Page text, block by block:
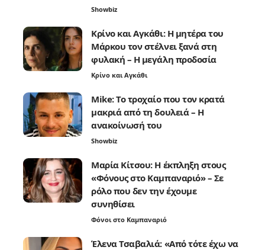
Showbiz
Κρίνο και Αγκάθι: Η μητέρα του
Μάρκου τον στέλνει ξανά στη
φυλακή – Η μεγάλη προδοσία
Κρίνο και Αγκάθι
Mike: Το τροχαίο που τον κρατά
μακριά από τη δουλειά – Η
ανακοίνωσή του
Showbiz
Μαρία Κίτσου: Η έκπληξη στους
«Φόνους στο Καμπαναριό» – Σε
ρόλο που δεν την έχουμε
συνηθίσει
Φόνοι στο Καμπαναριό
Έλενα Τσαβαλιά: «Από τότε έχω να